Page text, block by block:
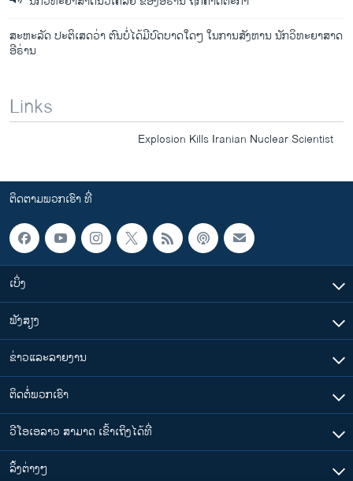
ສະຫະລັດ ປະຕິເສດວ່າ ຕົນບໍ່ໄດ້ມີບົດບາດໃດໆ ໃນການສັງຫານ ນັກວິທະຍາສາດ
ອີຣ່ານ
Links
Explosion Kills Iranian Nuclear Scientist
ຕິດຕາມພວກເຮົາ ທີ່
ເບິ່ງ
ຟັງສຽງ
ຂ່າວແລະລາຍງານ
ຕິດຕໍ່ພວກເຮົາ
ວີໂອເອລາວ ສາມາດ ເຂົ້າເຖິງໄດ້ທີ່
​ລິ້ງ​ຕ່າງໆ